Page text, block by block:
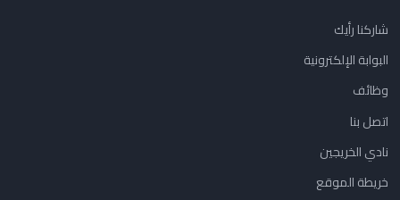
شاركنا رأيك
البوابة الإلكترونية
وظائف
اتصل بنا
نادي الخريجين
خريطة الموقع